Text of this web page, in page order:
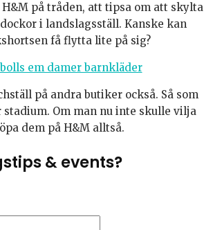
H&M på tråden, att tipsa om att skylta
i landslagsställ. Kanske kan
få flytta lite på sig?
på andra butiker också. Så som
stadium. Om man nu inte skulle vilja
dem på H&M alltså.
& events?